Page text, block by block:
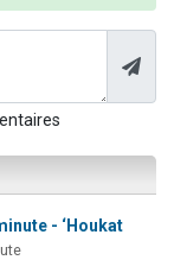
- ‘Houkat